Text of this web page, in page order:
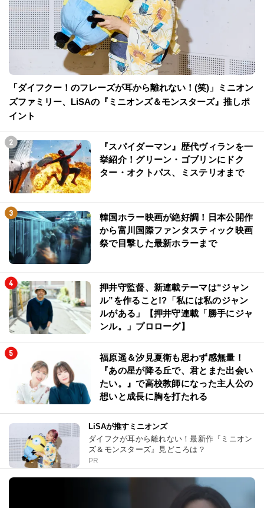
「ダイフクー！のフレーズが耳から離れない！(笑)」ミニオン
ズファミリー、LiSAの『ミニオンズ＆モンスターズ』推しポ
イント
『スパイダーマン』歴代ヴィランを一
挙紹介！グリーン・ゴブリンにドク
ター・オクトパス、ミステリオまで
韓国ホラー映画が絶好調！日本公開作
から富川国際ファンタスティック映画
祭で目撃した最新ホラーまで
押井守監督、新連載テーマは“ジャン
ル”を作ること!?「私には私のジャン
ルがある」【押井守連載「勝手にジャ
ンル。」プロローグ】
福原遥＆汐見夏衛も思わず感無量！
『あの星が降る丘で、君とまた出会い
たい。』で高校教師になった主人公の
想いと成長に胸を打たれる
LiSAが推すミニオンズ
ダイフクが耳から離れない！最新作『ミニオン
ズ＆モンスターズ』見どころは？
PR